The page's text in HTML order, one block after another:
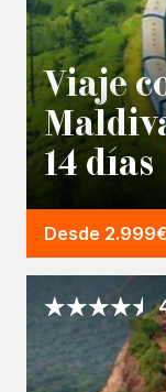
Viaje
14 días
Desde 2.999€